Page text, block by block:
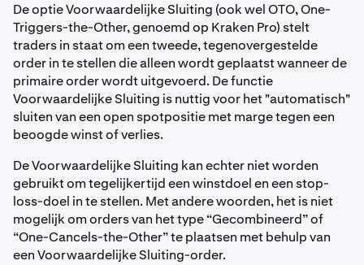
De optie Voorwaardelijke Sluiting (ook wel OTO, One-
Triggers-the-Other, genoemd op Kraken Pro) stelt
traders in staat om een tweede, tegenovergestelde
order in te stellen die alleen wordt geplaatst wanneer de
primaire order wordt uitgevoerd. De functie
Voorwaardelijke Sluiting is nuttig voor het "automatisch"
sluiten van een open spotpositie met marge tegen een
beoogde winst of verlies.
De Voorwaardelijke Sluiting kan echter niet worden
gebruikt om tegelijkertijd een winstdoel en een stop-
loss-doel in te stellen. Met andere woorden, het is niet
mogelijk om orders van het type “Gecombineerd” of
“One-Cancels-the-Other” te plaatsen met behulp van
een Voorwaardelijke Sluiting-order.